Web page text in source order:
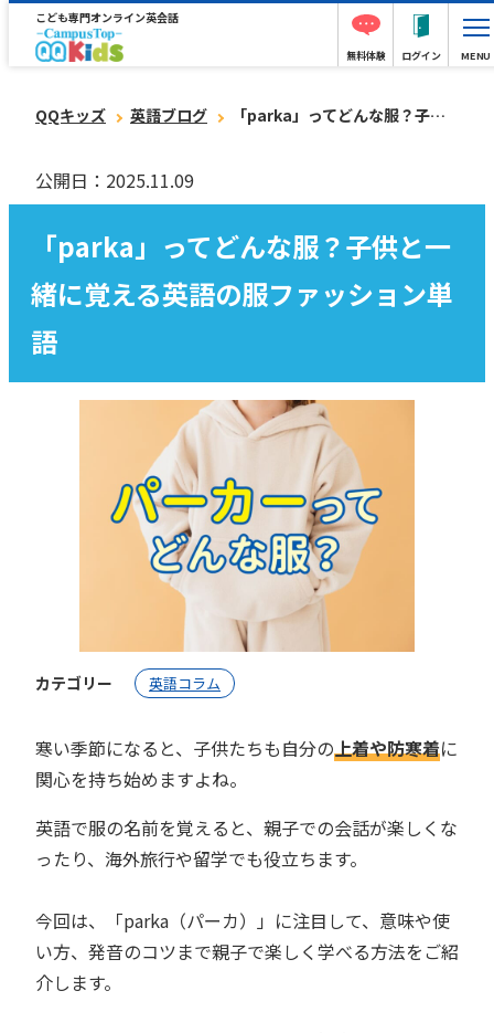
こども専門オンライン英会話
無料体験 ログイン MENU
QQキッズ 英語ブログ 「parka」ってどんな服？子供と一緒に覚える英語の服ファッション単語
公開日：2025.11.09
「parka」ってどんな服？子供と一
緒に覚える英語の服ファッション単
語
カテゴリー 英語コラム
寒い季節になると、子供たちも自分の上着や防寒着に
関心を持ち始めますよね。
英語で服の名前を覚えると、親子での会話が楽しくな
ったり、海外旅行や留学でも役立ちます。
今回は、「parka（パーカ）」に注目して、意味や使
い方、発音のコツまで親子で楽しく学べる方法をご紹
介します。